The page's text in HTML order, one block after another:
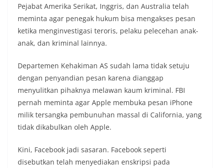
Pejabat Amerika Serikat, Inggris, dan Australia telah
meminta agar penegak hukum bisa mengakses pesan
ketika menginvestigasi teroris, pelaku pelecehan anak-
anak, dan kriminal lainnya.
Departemen Kehakiman AS sudah lama tidak setuju
dengan penyandian pesan karena dianggap
menyulitkan pihaknya melawan kaum kriminal. FBI
pernah meminta agar Apple membuka pesan iPhone
milik tersangka pembunuhan massal di California, yang
tidak dikabulkan oleh Apple.
Kini, Facebook jadi sasaran. Facebook seperti
disebutkan telah menyediakan enskripsi pada